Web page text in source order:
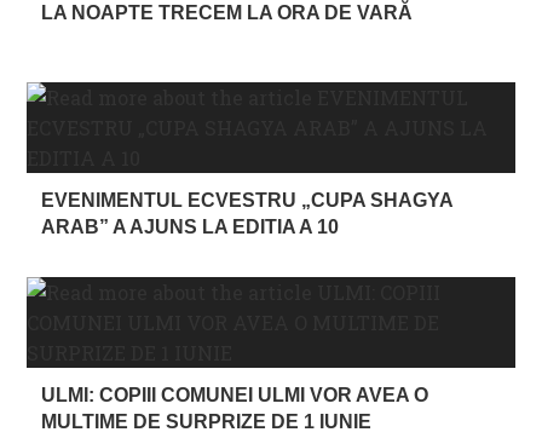
LA NOAPTE TRECEM LA ORA DE VARĂ
EVENIMENTUL ECVESTRU „CUPA SHAGYA
ARAB” A AJUNS LA EDITIA A 10
ULMI: COPIII COMUNEI ULMI VOR AVEA O
MULTIME DE SURPRIZE DE 1 IUNIE